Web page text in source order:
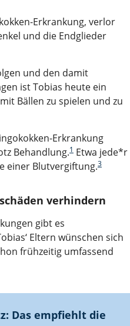
Erkrankung, verlor
und die Endglieder
und den damit
ist Tobias heute ein
Bällen zu spielen und zu
Erkrankung
Behandlung.1 Etwa jede*r
einer Blutvergiftung.3
verhindern
gibt es
Eltern wünschen sich
frühzeitig umfassend
Das empfiehlt die